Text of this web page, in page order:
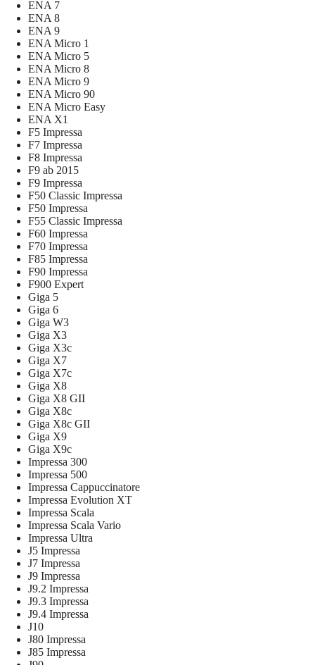
ENA 7
ENA 8
ENA 9
ENA Micro 1
ENA Micro 5
ENA Micro 8
ENA Micro 9
ENA Micro 90
ENA Micro Easy
ENA X1
F5 Impressa
F7 Impressa
F8 Impressa
F9 ab 2015
F9 Impressa
F50 Classic Impressa
F50 Impressa
F55 Classic Impressa
F60 Impressa
F70 Impressa
F85 Impressa
F90 Impressa
F900 Expert
Giga 5
Giga 6
Giga W3
Giga X3
Giga X3c
Giga X7
Giga X7c
Giga X8
Giga X8 GII
Giga X8c
Giga X8c GII
Giga X9
Giga X9c
Impressa 300
Impressa 500
Impressa Cappuccinatore
Impressa Evolution XT
Impressa Scala
Impressa Scala Vario
Impressa Ultra
J5 Impressa
J7 Impressa
J9 Impressa
J9.2 Impressa
J9.3 Impressa
J9.4 Impressa
J10
J80 Impressa
J85 Impressa